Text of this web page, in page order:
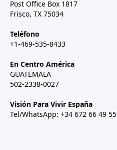
Post Office Box 1817
Frisco, TX 75034
Teléfono
+1-469-535-8433
En Centro América
GUATEMALA
502-2338-0027
Visión Para Vivir España
Tel/WhatsApp: +34 672 66 49 55